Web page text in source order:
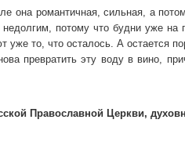
романтичная, сильная, а потом,
потому что будни уже
уже то, что осталось. А остается
превратить эту воду в вино,
Православной Церкви,